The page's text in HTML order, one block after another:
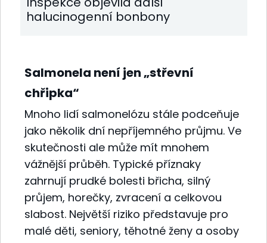
halucinogenní bonbony
Salmonela není jen „střevní
chřipka“
Mnoho lidí salmonelózu stále podceňuje
jako několik dní nepříjemného průjmu. Ve
skutečnosti ale může mít mnohem
vážnější průběh. Typické příznaky
zahrnují prudké bolesti břicha, silný
průjem, horečky, zvracení a celkovou
slabost. Největší riziko představuje pro
malé děti, seniory, těhotné ženy a osoby